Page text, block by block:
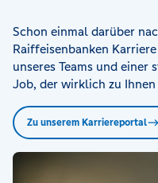
Schon einmal darüber
Raiffeisenbanken
unseres Teams und einer
Job, der wirklich zu Ihnen
Zu unserem Karriereportal